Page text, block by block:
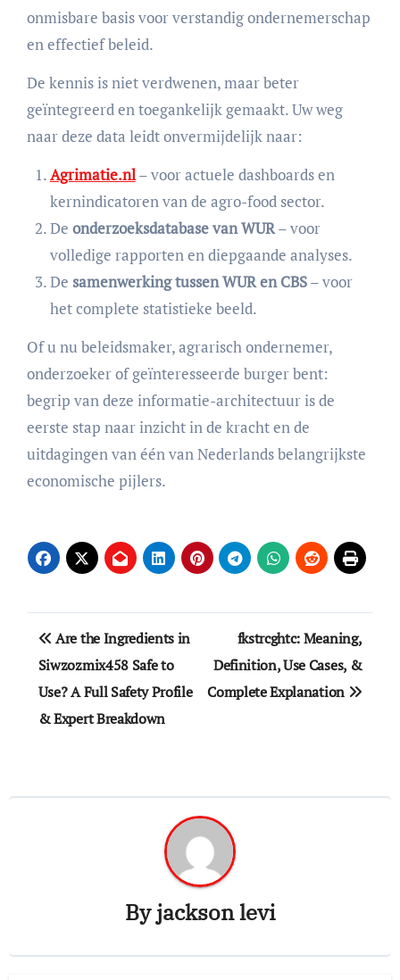
onmisbare basis voor verstandig ondernemerschap
en effectief beleid.
De kennis is niet verdwenen, maar beter
geïntegreerd en toegankelijk gemaakt. Uw weg
naar deze data leidt onvermijdelijk naar:
Agrimatie.nl– voor actuele dashboards en
kernindicatoren van de agro-food sector.
De onderzoeksdatabase van WUR– voor
volledige rapporten en diepgaande analyses.
De samenwerking tussen WUR en CBS– voor
het complete statistieke beeld.
Of u nu beleidsmaker, agrarisch ondernemer,
onderzoeker of geïnteresseerde burger bent:
begrip van deze informatie-architectuur is de
eerste stap naar inzicht in de kracht en de
uitdagingen van één van Nederlands belangrijkste
economische pijlers.
Post
navigation
Are the Ingredients in
Siwzozmix458 Safe to
Use? A Full Safety Profile
& Expert Breakdown
fkstrcghtc: Meaning,
Definition, Use Cases, &
Complete Explanation
Byjackson levi